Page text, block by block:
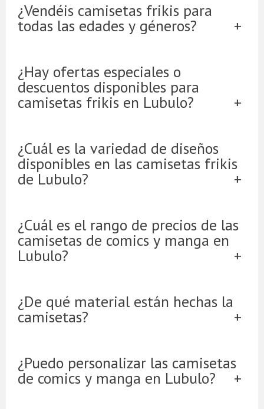
¿Vendéis camisetas frikis para
todas las edades y géneros?
¿Hay ofertas especiales o
descuentos disponibles para
camisetas frikis en Lubulo?
¿Cuál es la variedad de diseños
disponibles en las camisetas frikis
de Lubulo?
¿Cuál es el rango de precios de las
camisetas de comics y manga en
Lubulo?
¿De qué material están hechas la
camisetas?
¿Puedo personalizar las camisetas
de comics y manga en Lubulo?